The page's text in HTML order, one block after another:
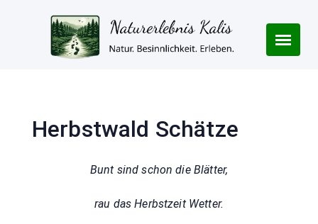
Herbstwald Schätze
Bunt sind schon die Blätter,
rau das Herbstzeit Wetter.